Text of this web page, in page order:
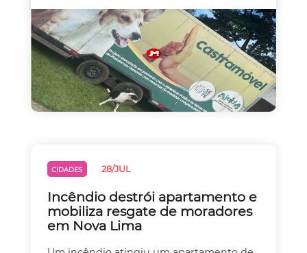
CIDADES 28/JUL
Incêndio destrói apartamento e
mobiliza resgate de moradores
em Nova Lima